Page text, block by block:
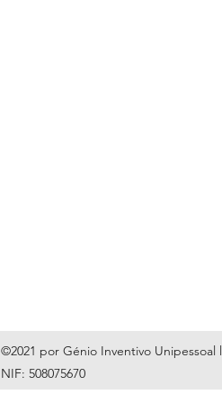
©2021 por Génio Inventivo Unipessoal
NIF: 508075670